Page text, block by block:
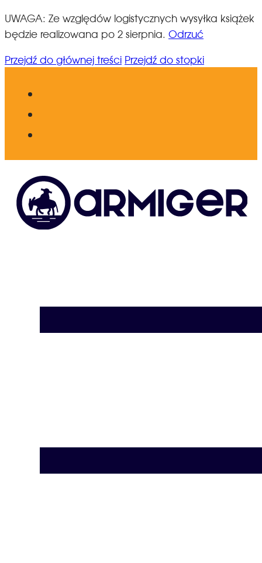
UWAGA: Ze względów logistycznych wysyłka książek
będzie realizowana po 2 sierpnia. Odrzuć
Przejdź do głównej treści Przejdź do stopki